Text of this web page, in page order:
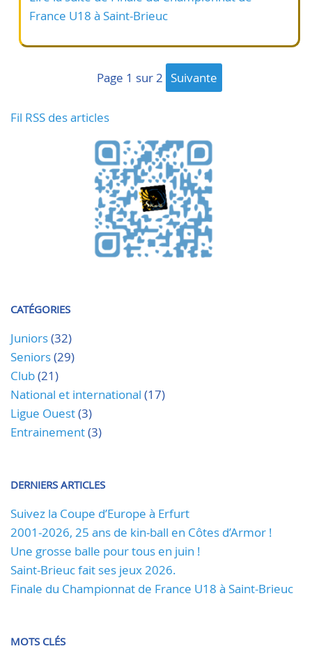
France U18 à Saint-Brieuc
page 1 sur 2 suivante
Fil RSS des articles
CATÉGORIES
Juniors(32)
Seniors(29)
Club(21)
National et international (17)
Ligue Ouest(3)
Entrainement(3)
DERNIERS ARTICLES
Suivez la Coupe d’Europe à Erfurt
2001-2026, 25 ans de kin-ball en Côtes d’Armor !
Une grosse balle pour tous en juin !
Saint-Brieuc fait ses jeux 2026.
Finale du Championnat de France U18 à Saint-Brieuc
MOTS CLÉS